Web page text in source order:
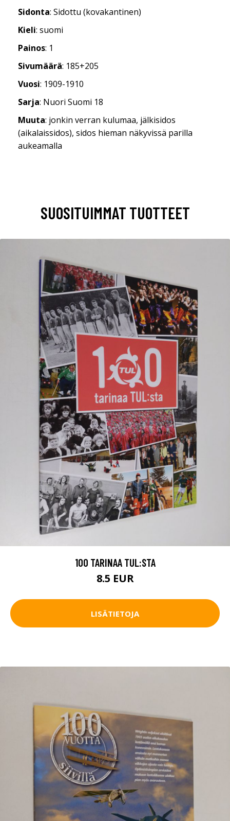
Sidonta: Sidottu (kovakantinen)
Kieli: suomi
Painos: 1
Sivumäärä: 185+205
Vuosi: 1909-1910
Sarja: Nuori Suomi 18
Muuta: jonkin verran kulumaa, jälkisidos
(aikalaissidos), sidos hieman näkyvissä parilla
aukeamalla
SUOSITUIMMAT TUOTTEET
100 TARINAA TUL:STA
8.5 EUR
LISÄTIETOJA